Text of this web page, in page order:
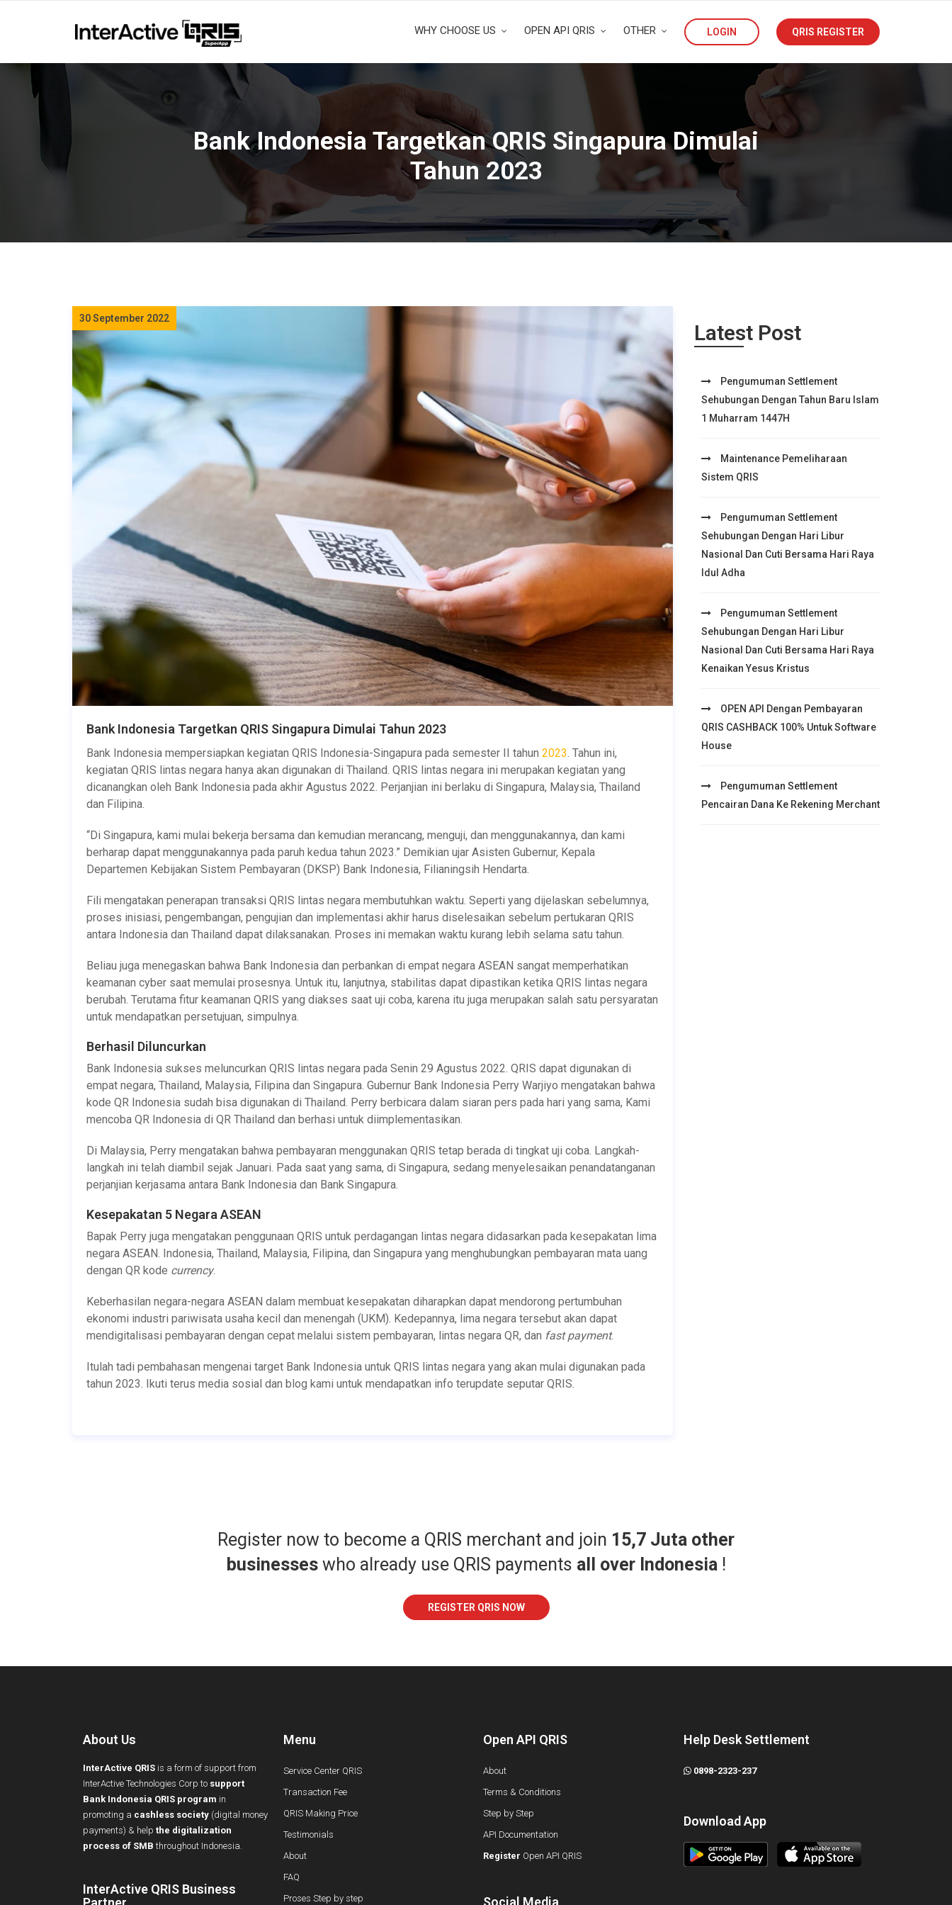
WHY CHOOSE US OPEN API QRIS OTHER LOGIN QRIS REGISTER
Bank Indonesia Targetkan QRIS Singapura Dimulai
Tahun 2023
30 September 2022
Bank Indonesia Targetkan QRIS Singapura Dimulai Tahun 2023
Bank Indonesia mempersiapkan kegiatan QRIS Indonesia-Singapura pada semester II tahun 2023. Tahun ini,
kegiatan QRIS lintas negara hanya akan digunakan di Thailand. QRIS lintas negara ini merupakan kegiatan yang
dicanangkan oleh Bank Indonesia pada akhir Agustus 2022. Perjanjian ini berlaku di Singapura, Malaysia, Thailand
dan Filipina.
“Di Singapura, kami mulai bekerja bersama dan kemudian merancang, menguji, dan menggunakannya, dan kami
berharap dapat menggunakannya pada paruh kedua tahun 2023.” Demikian ujar Asisten Gubernur, Kepala
Departemen Kebijakan Sistem Pembayaran (DKSP) Bank Indonesia, Filianingsih Hendarta.
Fili mengatakan penerapan transaksi QRIS lintas negara membutuhkan waktu. Seperti yang dijelaskan sebelumnya,
proses inisiasi, pengembangan, pengujian dan implementasi akhir harus diselesaikan sebelum pertukaran QRIS
antara Indonesia dan Thailand dapat dilaksanakan. Proses ini memakan waktu kurang lebih selama satu tahun.
Beliau juga menegaskan bahwa Bank Indonesia dan perbankan di empat negara ASEAN sangat memperhatikan
keamanan cyber saat memulai prosesnya. Untuk itu, lanjutnya, stabilitas dapat dipastikan ketika QRIS lintas negara
berubah. Terutama fitur keamanan QRIS yang diakses saat uji coba, karena itu juga merupakan salah satu persyaratan
untuk mendapatkan persetujuan, simpulnya.
Berhasil Diluncurkan
Bank Indonesia sukses meluncurkan QRIS lintas negara pada Senin 29 Agustus 2022. QRIS dapat digunakan di
empat negara, Thailand, Malaysia, Filipina dan Singapura. Gubernur Bank Indonesia Perry Warjiyo mengatakan bahwa
kode QR Indonesia sudah bisa digunakan di Thailand. Perry berbicara dalam siaran pers pada hari yang sama, Kami
mencoba QR Indonesia di QR Thailand dan berhasi untuk diimplementasikan.
Di Malaysia, Perry mengatakan bahwa pembayaran menggunakan QRIS tetap berada di tingkat uji coba. Langkah-
langkah ini telah diambil sejak Januari. Pada saat yang sama, di Singapura, sedang menyelesaikan penandatanganan
perjanjian kerjasama antara Bank Indonesia dan Bank Singapura.
Kesepakatan 5 Negara ASEAN
Bapak Perry juga mengatakan penggunaan QRIS untuk perdagangan lintas negara didasarkan pada kesepakatan lima
negara ASEAN. Indonesia, Thailand, Malaysia, Filipina, dan Singapura yang menghubungkan pembayaran mata uang
dengan QR kode currency.
Keberhasilan negara-negara ASEAN dalam membuat kesepakatan diharapkan dapat mendorong pertumbuhan
ekonomi industri pariwisata usaha kecil dan menengah (UKM). Kedepannya, lima negara tersebut akan dapat
mendigitalisasi pembayaran dengan cepat melalui sistem pembayaran, lintas negara QR, dan fast payment.
Itulah tadi pembahasan mengenai target Bank Indonesia untuk QRIS lintas negara yang akan mulai digunakan pada
tahun 2023. Ikuti terus media sosial dan blog kami untuk mendapatkan info terupdate seputar QRIS.
Latest Post
Pengumuman Settlement
Sehubungan Dengan Tahun Baru Islam
1 Muharram 1447H
Maintenance Pemeliharaan
Sistem QRIS
Pengumuman Settlement
Sehubungan Dengan Hari Libur
Nasional Dan Cuti Bersama Hari Raya
Idul Adha
Pengumuman Settlement
Sehubungan Dengan Hari Libur
Nasional Dan Cuti Bersama Hari Raya
Kenaikan Yesus Kristus
OPEN API Dengan Pembayaran
QRIS CASHBACK 100% Untuk Software
House
Pengumuman Settlement
Pencairan Dana Ke Rekening Merchant
Register now to become a QRIS merchant and join 15,7 Juta other
businesseswho already use QRIS payments all over Indonesia!
REGISTER QRIS NOW
About Us
InterActive QRIS is a form of support from
InterActive Technologies Corp to support
Bank Indonesia QRIS program in
promoting a cashless society (digital money
payments) & help the digitalization
process of SMB throughout Indonesia.
InterActive QRIS Business
Menu
Service Center QRIS
Transaction Fee
QRIS Making Price
Testimonials
About
FAQ
Proses Step by step
Open API QRIS
About
Terms & Conditions
Step by Step
API Documentation
Register Open API QRIS
Help Desk Settlement
0898-2323-237
Download App